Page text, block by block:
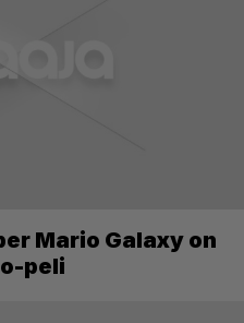
Mario Galaxy on
peli